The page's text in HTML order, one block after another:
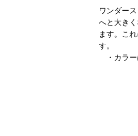
ワンダー
へと大き
ます。こ
す。
・カラー